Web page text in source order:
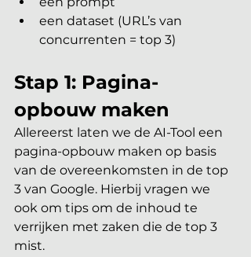
een dataset (URL’s van
concurrenten = top 3)
Stap 1: Pagina-
opbouw maken
Allereerst laten we de AI-Tool een
pagina-opbouw maken op basis
van de overeenkomsten in de top
3 van Google. Hierbij vragen we
ook om tips om de inhoud te
verrijken met zaken die de top 3
mist.